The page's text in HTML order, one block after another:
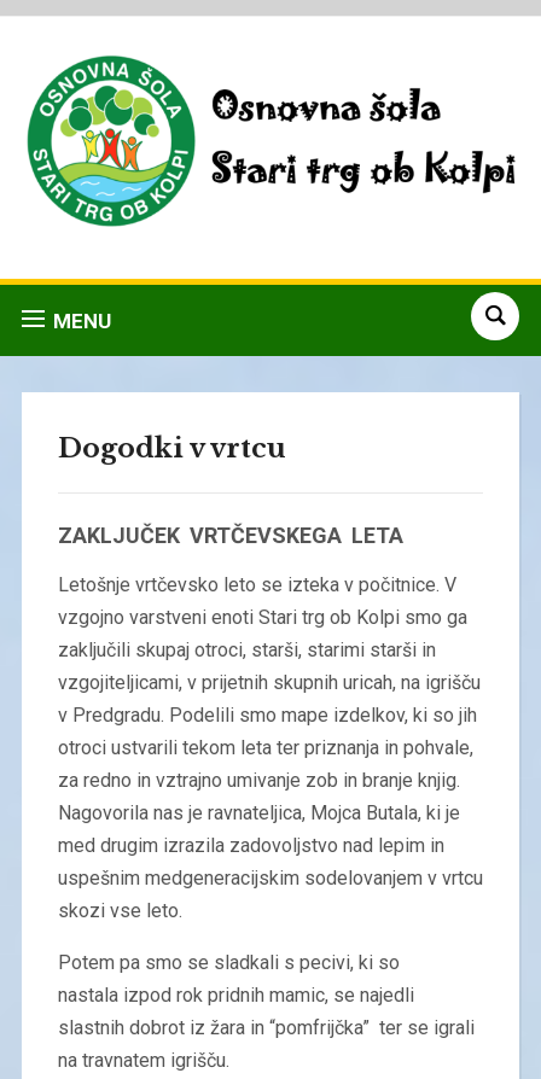
MENU
Dogodki v vrtcu
ZAKLJUČEK VRTČEVSKEGA LETA
Letošnje vrtčevsko leto se izteka v počitnice. V
vzgojno varstveni enoti Stari trg ob Kolpi smo ga
zaključili skupaj otroci, starši, starimi starši in
vzgojiteljicami, v prijetnih skupnih uricah, na igrišču
v Predgradu. Podelili smo mape izdelkov, ki so jih
otroci ustvarili tekom leta ter priznanja in pohvale,
za redno in vztrajno umivanje zob in branje knjig.
Nagovorila nas je ravnateljica, Mojca Butala, ki je
med drugim izrazila zadovoljstvo nad lepim in
uspešnim medgeneracijskim sodelovanjem v vrtcu
skozi vse leto.
Potem pa smo se sladkali s pecivi, ki so
nastala izpod rok pridnih mamic, se najedli
slastnih dobrot iz žara in “pomfrijčka” ter se igrali
na travnatem igrišču.